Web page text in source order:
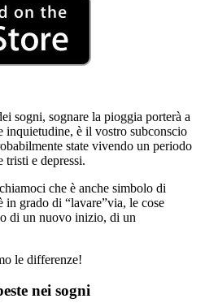
sogni, sognare la pioggia porterà a
inquietudine, è il vostro subconscio
state vivendo un periodo
e depressi.
che è anche simbolo di
in grado di “lavare”via, le cose
di un nuovo inizio, di un
le differenze!
nei sogni